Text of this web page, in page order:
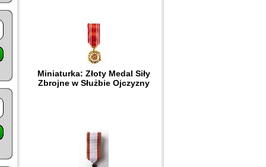
Miniaturka: Złoty Medal Siły
Zbrojne w Służbie Ojczyzny